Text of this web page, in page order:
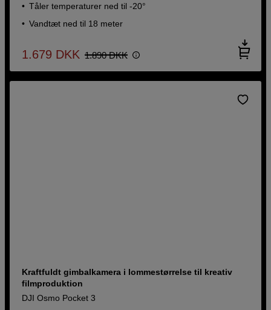
Tåler temperaturer ned til -20°
Vandtæt ned til 18 meter
1.679 DKK 1.890 DKK
Kraftfuldt gimbalkamera i lommestørrelse til kreativ
filmproduktion
DJI Osmo Pocket 3